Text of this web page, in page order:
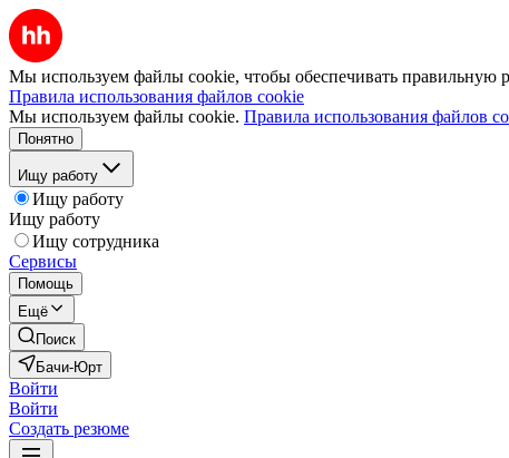
Мы используем файлы cookie, чтобы обеспечивать правильную
Правила использования файлов cookie
Мы используем файлы cookie. Правила использования файлов
Понятно
Ищу работу
Ищу работу
Ищу работу
Ищу сотрудника
Сервисы
Помощь
Ещё
Поиск
Бачи-Юрт
Войти
Войти
Создать резюме